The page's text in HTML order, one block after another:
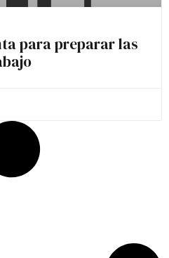
para preparar las